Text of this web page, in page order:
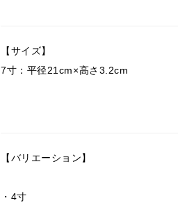
【サイズ】
7寸：平径21cm×高さ3.2cm
【バリエーション】
・ 4寸